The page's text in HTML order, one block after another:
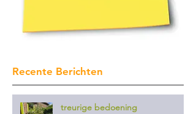
Recente Berichten
treurige bedoening